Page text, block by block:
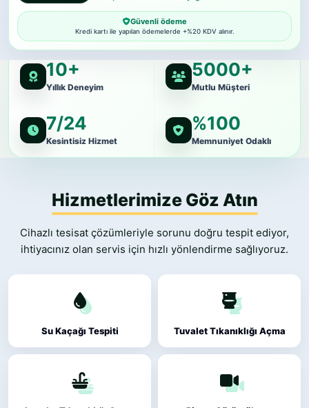
Güvenli ödeme
Kredi kartı ile yapılan ödemelerde +%20 KDV alınır.
10+
Yıllık Deneyim
5000+
Mutlu Müşteri
7/24
Kesintisiz Hizmet
%100
Memnuniyet Odaklı
Hizmetlerimize Göz Atın
Cihazlı tesisat çözümleriyle sorunu doğru tespit ediyor,
ihtiyacınız olan servis için hızlı yönlendirme sağlıyoruz.
Su Kaçağı Tespiti Tuvalet Tıkanıklığı Açma